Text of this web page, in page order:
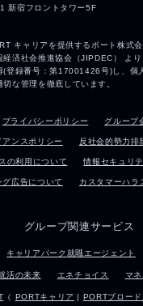
プライバシーポリシー グループ
アンスポリシー 反社会的勢力排
の利用について 情報セキュリ
広告について カスタマーハラ